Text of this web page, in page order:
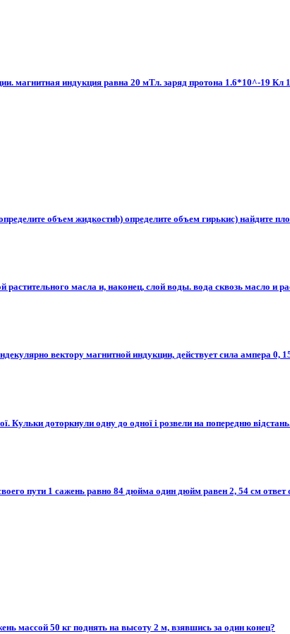
магнитная индукция равна 20 мТл. заряд протона 1.6*10^-19 Кл
объем жидкостиb) определите объем гирькис) найдите
масла и, наконец, слой воды. вода сквозь масло и
вектору магнитной индукции, действует сила ампера 0,
доторкнули одну до одної і розвели на попередню
пути 1 сажень равно 84 дюйма один дюйм равен 2, 54 см ответ
массой 50 кг поднять на высоту 2 м, взявшись за один конец?